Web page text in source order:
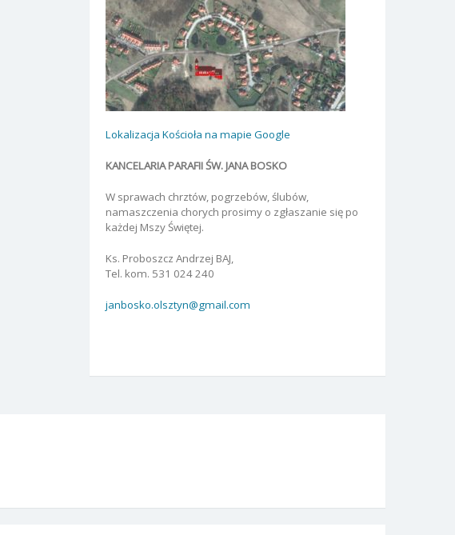
Lokalizacja Kościoła na mapie Google
KANCELARIA PARAFII ŚW. JANA BOSKO
W sprawach chrztów, pogrzebów, ślubów,
namaszczenia chorych prosimy o zgłaszanie się po
każdej Mszy Świętej.
Ks. Proboszcz Andrzej BAJ,
Tel. kom. 531 024 240
janbosko.olsztyn@gmail.com